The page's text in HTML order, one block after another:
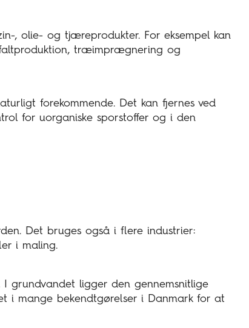
, olie- og tjæreprodukter. For eksempel kan
træimprægnering og
forekommende. Det kan fjernes ved
for uorganiske sporstoffer og i den
Det bruges også i flere industrier:
i maling.
grundvandet ligger den gennemsnitlige
i mange bekendtgørelser i Danmark for at